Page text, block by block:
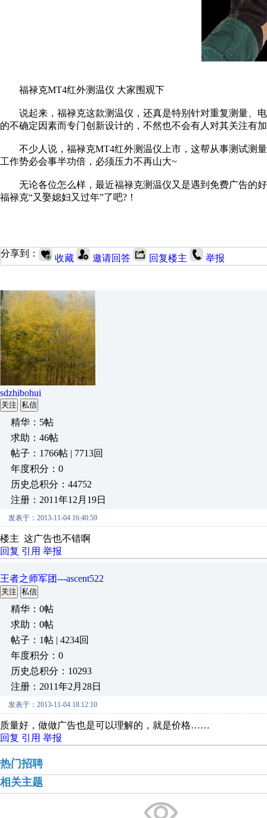
福禄克MT4红外测温仪 大家围观下
说起来，福禄克这款测温仪，还真是特别针对重复测量、
的不确定因素而专门创新设计的，不然也不会有人对其关注有
不少人说，福禄克MT4红外测温仪上市，这帮从事测试测量
工作势必会事半功倍，必须压力不再山大~
无论各位怎么样，最近福禄克测温仪又是遇到免费广告的
福禄克“又娶媳妇又过年”了吧?！
分享到： 收藏 邀请回答 回复楼主 举报
sdzhibohui
关注 私信
精华：5帖
求助：46帖
帖子：1766帖 | 7713回
年度积分：0
历史总积分：44752
注册：2011年12月19日
发表于：2013-11-04 16:40:59
楼主 这广告也不错啊
回复 引用 举报
王者之师军团---ascent522
关注 私信
精华：0帖
求助：0帖
帖子：1帖 | 4234回
年度积分：0
历史总积分：10293
注册：2011年2月28日
发表于：2013-11-04 18:12:10
质量好，做做广告也是可以理解的，就是价格……
回复 引用 举报
热门招聘
相关主题